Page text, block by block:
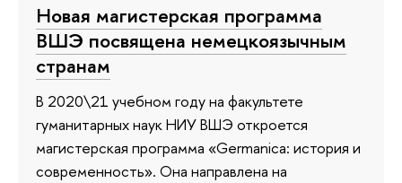
Новая магистерская программа
ВШЭ посвящена немецкоязычным
странам
В 2020\21 учебном году на факультете
гуманитарных наук НИУ ВШЭ откроется
магистерская программа «Germanica: история и
современность». Она направлена на